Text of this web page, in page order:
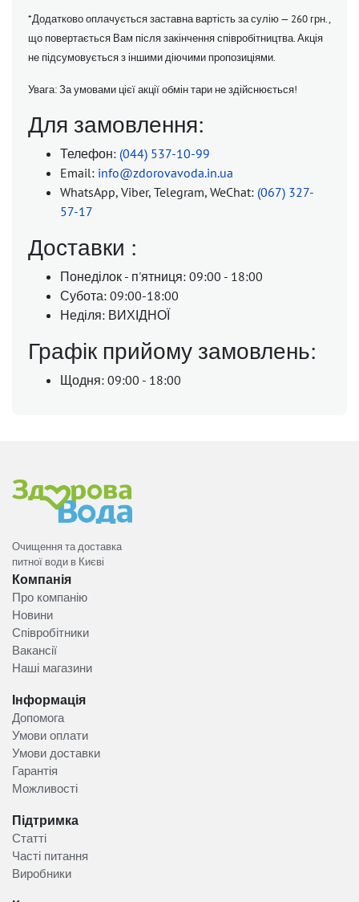
*Додатково оплачується заставна вартість за сулію — 260 грн.,
що повертається Вам після закінчення співробітництва.Акція
не підсумовується з іншими діючими пропозиціями.
Увага: За умовами цієї акції обмін тари не здійснюється!
Для замовлення:
Телефон: (044) 537-10-99
Email: info@zdorovavoda.in.ua
WhatsApp, Viber, Telegram, WeChat: (067) 327-
57-17
Доставки :
Понеділок - п'ятниця: 09:00 - 18:00
Субота: 09:00-18:00
Неділя: ВИХІДНОЇ
Графік прийому замовлень:
Щодня: 09:00 - 18:00
Очищення та доставка
питної води в Києві
Компанія
Про компанію
Новини
Співробітники
Вакансії
Наші магазини
Інформація
Допомога
Умови оплати
Умови доставки
Гарантія
Можливості
Підтримка
Статті
Часті питання
Виробники